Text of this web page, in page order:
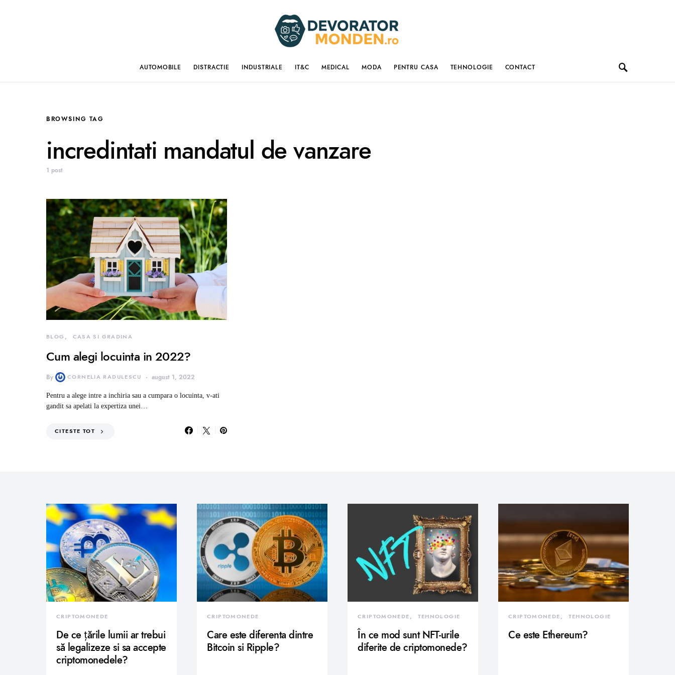
AUTOMOBILE DISTRACTIE INDUSTRIALE IT&C MEDICAL MODA PENTRU CASA TEHNOLOGIE CONTACT
BROWSING TAG
incredintati mandatul de vanzare
1 post
BLOG CASA SI GRADINA
Cum alegi locuinta in 2022?
By CORNELIA RADULESCU august 1, 2022
Pentru a alege intre a inchiria sau a cumpara o locuinta, v-ati
gandit sa apelati la expertiza unei…
CITESTE TOT
CRIPTOMONEDE
De ce țările lumii ar trebui
să legalizeze si sa accepte
criptomonedele?
CRIPTOMONEDE
Care este diferenta dintre
Bitcoin si Ripple?
CRIPTOMONEDE TEHNOLOGIE
În ce mod sunt NFT-urile
diferite de criptomonede?
CRIPTOMONEDE TEHNOLOGIE
Ce este Ethereum?